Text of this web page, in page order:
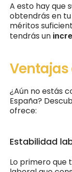
A esto hay que
obtendrás en
méritos
tendrás un
Ventajas
¿Aún no estás
España?
ofrece:
Estabilidad
Lo primero que